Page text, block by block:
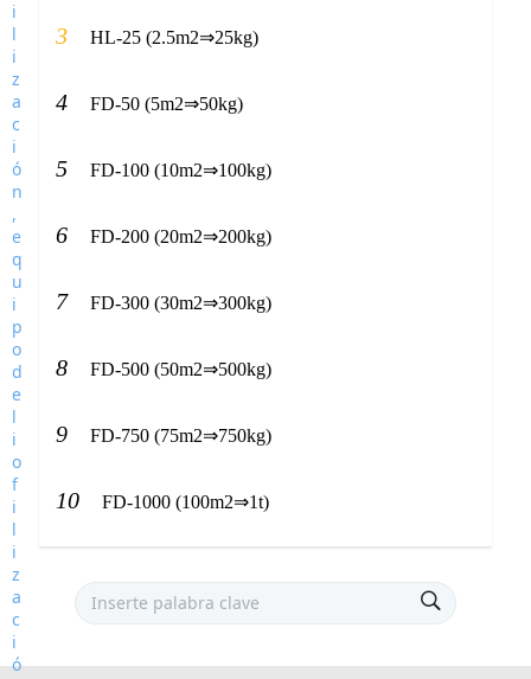
3 HL-25 (2.5m2⇒25kg)
4 FD-50 (5m2⇒50kg)
5 FD-100 (10m2⇒100kg)
6 FD-200 (20m2⇒200kg)
7 FD-300 (30m2⇒300kg)
8 FD-500 (50m2⇒500kg)
9 FD-750 (75m2⇒750kg)
10 FD-1000 (100m2⇒1t)